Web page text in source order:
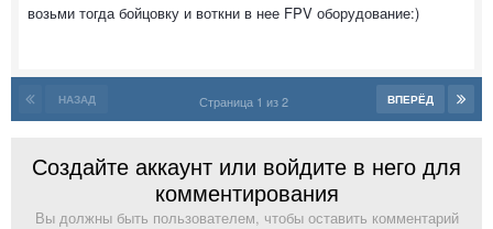
возьми тогда бойцовку и воткни в нее FPV оборудование:)
НАЗАД ВПЕРЁД
Страница 1 из 2
Создайте аккаунт или войдите в него для
комментирования
Вы должны быть пользователем, чтобы оставить комментарий